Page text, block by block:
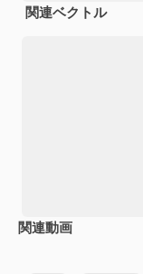
関連ベクトル
関連動画